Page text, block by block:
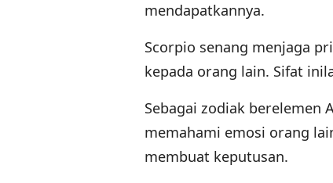
mendapatkannya.
Scorpio senang menjaga
kepada orang lain. Sifat
Sebagai zodiak berelemen
memahami emosi orang
membuat keputusan.